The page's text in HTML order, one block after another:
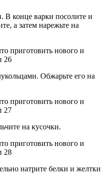
В конце варки посолите и
а затем нарежьте на
Обжарьте его на
на кусочки.
натрите белки и желтки